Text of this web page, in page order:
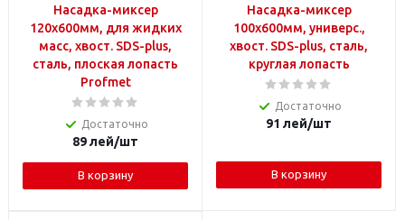
Насадка-миксер
120x600мм, для жидких
масс, хвост. SDS-plus,
сталь, плоская лопасть
Profmet
Достаточно
89лей/шт
В корзину
Насадка-миксер
100x600мм, универс.,
хвост. SDS-plus, сталь,
круглая лопасть
Достаточно
91 лей/шт
В корзину